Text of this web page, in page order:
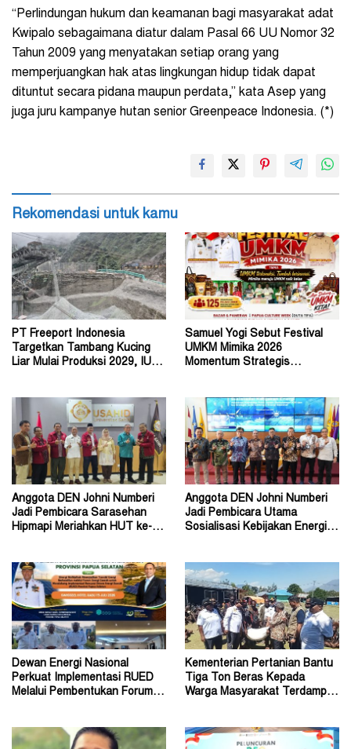
“Perlindungan hukum dan keamanan bagi masyarakat adat
Kwipalo sebagaimana diatur dalam Pasal 66 UU Nomor 32
Tahun 2009 yang menyatakan setiap orang yang
memperjuangkan hak atas lingkungan hidup tidak dapat
dituntut secara pidana maupun perdata,” kata Asep yang
juga juru kampanye hutan senior Greenpeace Indonesia. (*)
Rekomendasi untuk kamu
PT Freeport Indonesia
Targetkan Tambang Kucing
Liar Mulai Produksi 2029, IUPK
Samuel Yogi Sebut Festival
UMKM Mimika 2026
Momentum Strategis
Anggota DEN Johni Numberi
Jadi Pembicara Sarasehan
Hipmapi Meriahkan HUT ke-81
Anggota DEN Johni Numberi
Jadi Pembicara Utama
Sosialisasi Kebijakan Energi di
Dewan Energi Nasional
Perkuat Implementasi RUED
Melalui Pembentukan Forum
Kementerian Pertanian Bantu
Tiga Ton Beras Kepada
Warga Masyarakat Terdampak